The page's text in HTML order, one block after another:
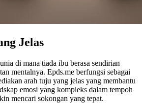
Jelas
di mana tiada ibu berasa sendirian
mentalnya. Epds.me berfungsi sebagai
arah tuju yang jelas yang membantu
emosi yang kompleks dalam tempoh
mencari sokongan yang tepat.